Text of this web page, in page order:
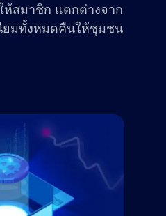
ห้สมาชิก แตกต่างจาก
ยมทั้งหมดคืนให้ชุมชน